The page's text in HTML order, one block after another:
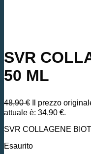
SVR
50 ML
48,90€ Il prezzo
attuale è: 34,90 €.
SVR COLLAGENE
Esaurito